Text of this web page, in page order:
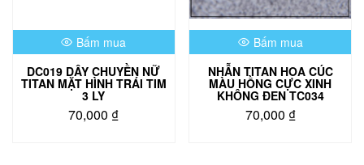
trên
trang
sản
phẩm
Bấm mua
DC019 DÂY CHUYỀN NỮ
TITAN MẶT HÌNH TRÁI TIM
3 LY
70,000 ₫
Bấm mua
NHẪN TITAN HOA CÚC
MÀU HỒNG CỰC XINH
KHÔNG ĐEN TC034
70,000 ₫